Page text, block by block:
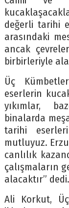
değerli tarihi
arasındaki
ancak
birbirleriyle
Üç
eserlerin
yıkımlar,
binalarda
tarihi
mutluyuz.
canlılık
çalışmaların
alacaktır” dedi.
Ali Korkut,